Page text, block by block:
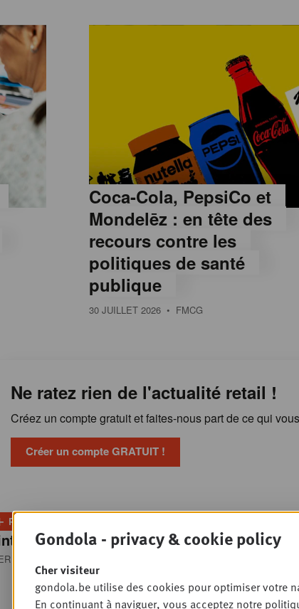
Coca-Cola, PepsiCo et
Mondelēz : en tête des
recours contre les
politiques de santé
publique
30 JUILLET 2026 • FMCG
Ne ratez rien de l'actualité retail !
Créez un compte gratuit et faites-nous part de ce qui
Créer un compte GRATUIT !
PLUS
“Le retail media crée
le terrain la transforme en vente”
08:30
Gondola - privacy & cookie policy
Cher visiteur
gondola.be utilise des cookies pour optimiser votre
En continuant à naviguer, vous acceptez notre